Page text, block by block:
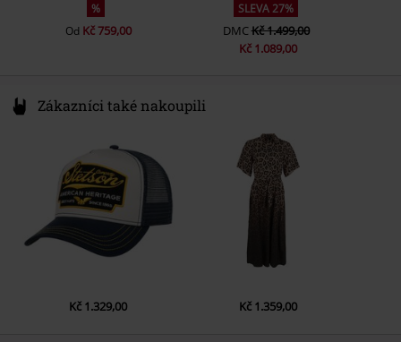
%
Od Kč 759,00
SLEVA 27%
DMCKč 1.499,00
Kč 1.089,00
Zákazníci také nakoupili
Kč 1.329,00 Kč 1.359,00